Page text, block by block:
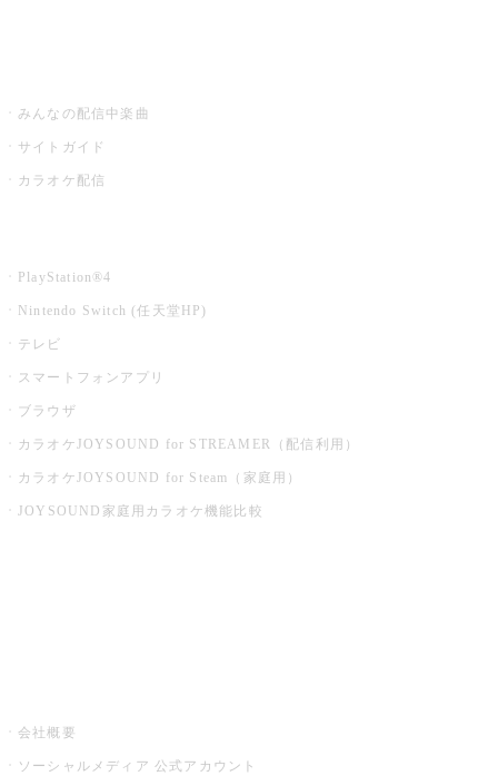
みんなの配信中楽曲
サイトガイド
カラオケ配信
PlayStation®4
Nintendo Switch (任天堂HP)
テレビ
スマートフォンアプリ
ブラウザ
カラオケJOYSOUND for STREAMER（配信利用）
カラオケJOYSOUND for Steam（家庭用）
JOYSOUND家庭用カラオケ機能比較
会社概要
ソーシャルメディア 公式アカウント